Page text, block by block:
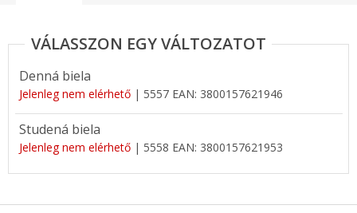
Denná biela
Jelenleg nem elérhető | 5557 EAN: 3800157621946
Studená biela
Jelenleg nem elérhető | 5558 EAN: 3800157621953